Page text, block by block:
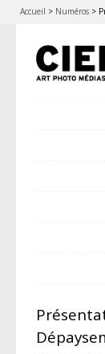
Accueil > Numéros >